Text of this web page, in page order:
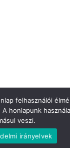
felhasználói
honlapunk
veszi.
irányelvek